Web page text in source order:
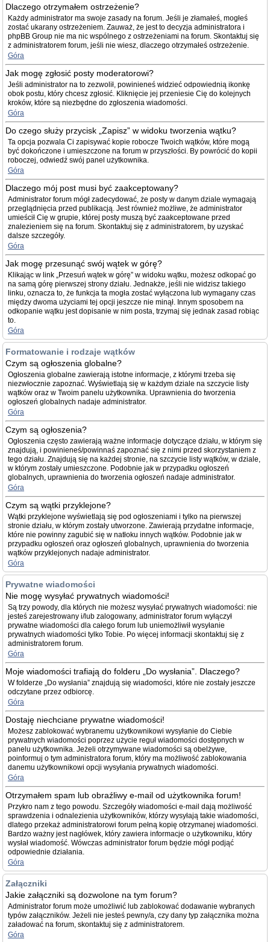
Dlaczego otrzymałem ostrzeżenie?
Każdy administrator ma swoje zasady na forum. Jeśli je złamałeś, mogłeś
zostać ukarany ostrzeżeniem. Zauważ, że jest to decyzja administratora i
phpBB Group nie ma nic wspólnego z ostrzeżeniami na forum. Skontaktuj się
z administratorem forum, jeśli nie wiesz, dlaczego otrzymałeś ostrzeżenie.
Góra
Jak mogę zgłosić posty moderatorowi?
Jeśli administrator na to zezwolił, powinieneś widzieć odpowiednią ikonkę
obok postu, który chcesz zgłosić. Kliknięcie jej przeniesie Cię do kolejnych
kroków, które są niezbędne do zgłoszenia wiadomości.
Góra
Do czego służy przycisk „Zapisz” w widoku tworzenia wątku?
Ta opcja pozwala Ci zapisywać kopie robocze Twoich wątków, które mogą
być dokończone i umieszczone na forum w przyszłości. By powrócić do kopii
roboczej, odwiedź swój panel użytkownika.
Góra
Dlaczego mój post musi być zaakceptowany?
Administrator forum mógł zadecydować, że posty w danym dziale wymagają
przeglądnięcia przed publikacją. Jest również możliwe, że administrator
umieścił Cię w grupie, której posty muszą być zaakceptowane przed
znalezieniem się na forum. Skontaktuj się z administratorem, by uzyskać
dalsze szczegóły.
Góra
Jak mogę przesunąć swój wątek w górę?
Klikając w link „Przesuń wątek w górę” w widoku wątku, możesz odkopać go
na samą górę pierwszej strony działu. Jednakże, jeśli nie widzisz takiego
linku, oznacza to, że funkcja ta mogła zostać wyłączona lub wymagany czas
między dwoma użyciami tej opcji jeszcze nie minął. Innym sposobem na
odkopanie wątku jest dopisanie w nim posta, trzymaj się jednak zasad robiąc
to.
Góra
Formatowanie i rodzaje wątków
Czym są ogłoszenia globalne?
Ogłoszenia globalne zawierają istotne informacje, z którymi trzeba się
niezwłocznie zapoznać. Wyświetlają się w każdym dziale na szczycie listy
wątków oraz w Twoim panelu użytkownika. Uprawnienia do tworzenia
ogłoszeń globalnych nadaje administrator.
Góra
Czym są ogłoszenia?
Ogłoszenia często zawierają ważne informacje dotyczące działu, w którym się
znajdują, i powinieneś/powinnaś zapoznać się z nimi przed skorzystaniem z
tego działu. Znajdują się na każdej stronie, na szczycie listy wątków, w dziale,
w którym zostały umieszczone. Podobnie jak w przypadku ogłoszeń
globalnych, uprawnienia do tworzenia ogłoszeń nadaje administrator.
Góra
Czym są wątki przyklejone?
Wątki przyklejone wyświetlają się pod ogłoszeniami i tylko na pierwszej
stronie działu, w którym zostały utworzone. Zawierają przydatne informacje,
które nie powinny zagubić się w natłoku innych wątków. Podobnie jak w
przypadku ogłoszeń oraz ogłoszeń globalnych, uprawnienia do tworzenia
wątków przyklejonych nadaje administrator.
Góra
Prywatne wiadomości
Nie mogę wysyłać prywatnych wiadomości!
Są trzy powody, dla których nie możesz wysyłać prywatnych wiadomości: nie
jesteś zarejestrowany i/lub zalogowany, administrator forum wyłączył
prywatne wiadomości dla całego forum lub uniemożliwił wysyłanie
prywatnych wiadomości tylko Tobie. Po więcej informacji skontaktuj się z
administratorem forum.
Góra
Moje wiadomości trafiają do folderu „Do wysłania”. Dlaczego?
W folderze „Do wysłania” znajdują się wiadomości, które nie zostały jeszcze
odczytane przez odbiorcę.
Góra
Dostaję niechciane prywatne wiadomości!
Możesz zablokować wybranemu użytkownikowi wysyłanie do Ciebie
prywatnych wiadomości poprzez użycie reguł wiadomości dostępnych w
panelu użytkownika. Jeżeli otrzymywane wiadomości są obelżywe,
poinformuj o tym administratora forum, który ma możliwość zablokowania
danemu użytkownikowi opcji wysyłania prywatnych wiadomości.
Góra
Otrzymałem spam lub obraźliwy e-mail od użytkownika forum!
Przykro nam z tego powodu. Szczegóły wiadomości e-mail dają możliwość
sprawdzenia i odnalezienia użytkowników, którzy wysyłają takie wiadomości,
dlatego przekaż administratorowi forum pełną kopię otrzymanej wiadomości.
Bardzo ważny jest nagłówek, który zawiera informacje o użytkowniku, który
wysłał wiadomość. Wówczas administrator forum będzie mógł podjąć
odpowiednie działania.
Góra
Załączniki
Jakie załączniki są dozwolone na tym forum?
Administrator forum może umożliwić lub zablokować dodawanie wybranych
typów załączników. Jeżeli nie jesteś pewny/a, czy dany typ załącznika można
załadować na forum, skontaktuj się z administratorem.
Góra